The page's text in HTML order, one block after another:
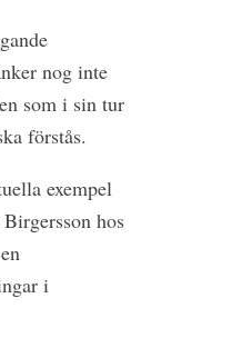
nog inte
som i sin tur
förstås.
exempel
hos
i